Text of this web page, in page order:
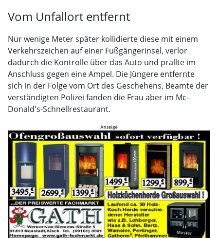
Vom Unfallort entfernt
Nur wenige Meter später kollidierte diese mit einem
Verkehrszeichen auf einer Fußgängerinsel, verlor
dadurch die Kontrolle über das Auto und prallte im
Anschluss gegen eine Ampel. Die Jüngere entfernte
sich in der Folge vom Ort des Geschehens, Beamte der
verständigten Polizei fanden die Frau aber im Mc-
Donald's-Schnellrestaurant.